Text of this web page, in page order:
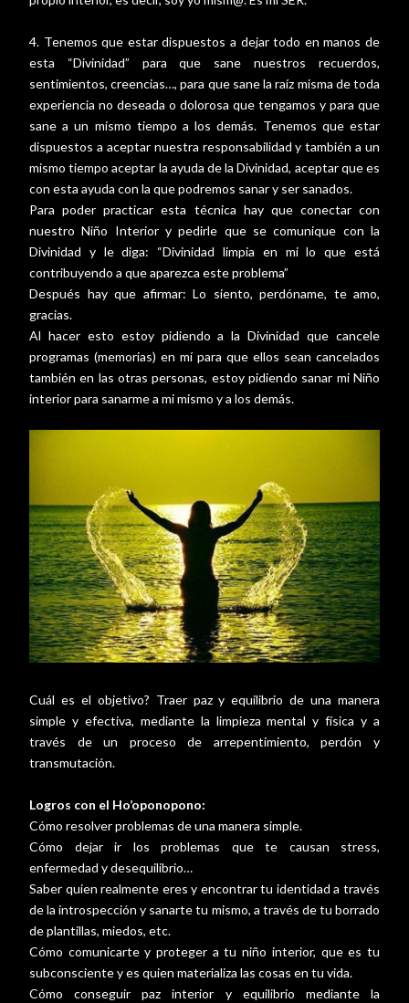
4. Tenemos que estar dispuestos a dejar todo en manos de
esta “Divinidad” para que sane nuestros recuerdos,
sentimientos, creencias…, para que sane la raíz misma de toda
experiencia no deseada o dolorosa que tengamos y para que
sane a un mismo tiempo a los demás. Tenemos que estar
dispuestos a aceptar nuestra responsabilidad y también a un
mismo tiempo aceptar la ayuda de la Divinidad, aceptar que es
con esta ayuda con la que podremos sanar y ser sanados.
Para poder practicar esta técnica hay que conectar con
nuestro Niño Interior y pedirle que se comunique con la
Divinidad y le diga: “Divinidad limpia en mi lo que está
contribuyendo a que aparezca este problema”
Después hay que afirmar: Lo siento, perdóname, te amo,
gracias.
Al hacer esto estoy pidiendo a la Divinidad que cancele
programas (memorias) en mí para que ellos sean cancelados
también en las otras personas, estoy pidiendo sanar mi Niño
interior para sanarme a mi mismo y a los demás.
Cuál es el objetivo? Traer paz y equilibrio de una manera
simple y efectiva, mediante la limpieza mental y física y a
través de un proceso de arrepentimiento, perdón y
transmutación.
Logros con el Ho’oponopono:
Cómo resolver problemas de una manera simple.
Cómo dejar ir los problemas que te causan stress,
enfermedad y desequilibrio…
Saber quien realmente eres y encontrar tu identidad a través
de la introspección y sanarte tu mismo, a través de tu borrado
de plantillas, miedos, etc.
Cómo comunicarte y proteger a tu niño interior, que es tu
subconsciente y es quien materializa las cosas en tu vida.
Cómo conseguir paz interior y equilibrio mediante la